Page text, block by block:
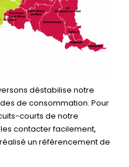
déstabilise notre
de consommation. Pour
courts de notre
contacter facilement,
un référencement de